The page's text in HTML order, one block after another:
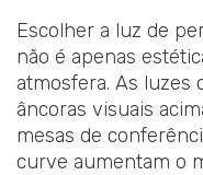
Escolher a luz de
não é apenas
atmosfera. As luzes
âncoras visuais
mesas de
curve aumentam o